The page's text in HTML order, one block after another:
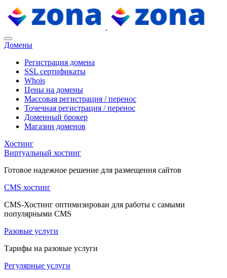
Домены
Регистрация домена
SSL сертификаты
Whois
Цены на домены
Массовая регистрация / перенос
Точечная регистрация / перенос
Доменный брокер
Магазин доменов
Хостинг
Виртуальный хостинг
Готовое надежное решение для размещения сайтов
CMS хостинг
CMS-Хостинг оптимизирован для работы с самыми
популярными CMS
Разовые услуги
Тарифы на разовые услуги
Регулярные услуги